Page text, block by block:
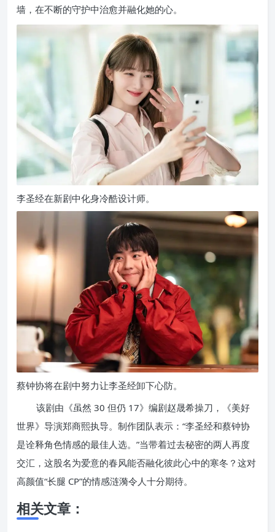
墙，在不断的守护中治愈并融化她的心。
李圣经在新剧中化身冷酷设计师。
蔡钟协将在剧中努力让李圣经卸下心防。
该剧由《虽然 30 但仍 17》编剧赵晟希操刀，《美好
世界》导演郑商熙执导。制作团队表示：“李圣经和蔡钟协
是诠释角色情感的最佳人选。”当带着过去秘密的两人再度
交汇，这股名为爱意的春风能否融化彼此心中的寒冬？这对
高颜值“长腿 CP”的情感涟漪令人十分期待。
相关文章：